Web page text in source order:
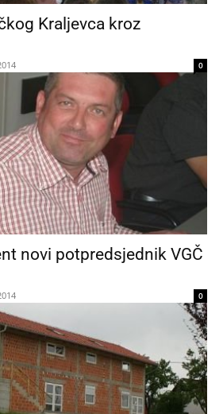
Kraljevca kroz
0
novi potpredsjednik VGČ
0